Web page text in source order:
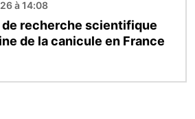
à 14:08
de recherche scientifique
de la canicule en France